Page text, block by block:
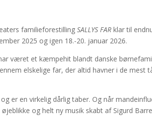
familieforestillingSALLYS FAR klar til
2025 og igen 18.-20. januar 2026.
været et kæmpehit blandt danske
elskelige far, der altid havner i de mest
er en virkelig dårlig taber. Og når
og helt ny musik skabt af Sigurd